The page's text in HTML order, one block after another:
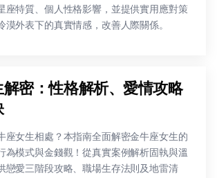
座特質、個人性格影響，並提供實用應對策
漠外表下的真實情感，改善人際關係。
密：性格解析、愛情攻略
座女生相處？本指南全面解密金牛座女生的
為模式與金錢觀！從真實案例解析固執與溫
戀愛三階段攻略、職場生存法則及地雷清